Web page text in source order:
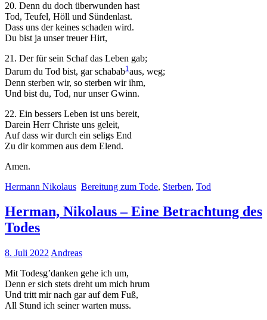
20. Denn du doch überwunden hast
Tod, Teufel, Höll und Sündenlast.
Dass uns der keines schaden wird.
Du bist ja unser treuer Hirt,
21. Der für sein Schaf das Leben gab;
Darum du Tod bist, gar schabab1aus, weg;
Denn sterben wir, so sterben wir ihm,
Und bist du, Tod, nur unser Gwinn.
22. Ein bessers Leben ist uns bereit,
Darein Herr Christe uns geleit,
Auf dass wir durch ein seligs End
Zu dir kommen aus dem Elend.
Amen.
Hermann Nikolaus Bereitung zum Tode, Sterben, Tod
Herman, Nikolaus – Eine Betrachtung des
Todes
8. Juli 2022 Andreas
Mit Todesg’danken gehe ich um,
Denn er sich stets dreht um mich hrum
Und tritt mir nach gar auf dem Fuß,
All Stund ich seiner warten muss.